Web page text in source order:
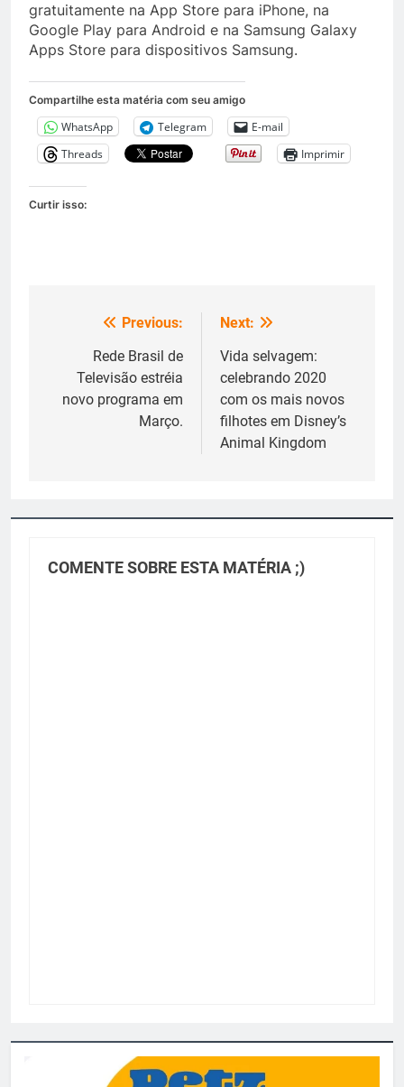
gratuitamente na App Store para iPhone, na
Google Play para Android e na Samsung Galaxy
Apps Store para dispositivos Samsung.
Compartilhe esta matéria com seu amigo
WhatsApp Telegram
E-mail
Threads
Imprimir
Curtir isso:
Navegação
Post
Previous:
Rede Brasil de
Televisão estréia
novo programa em
Março.
Next:
Vida selvagem:
celebrando 2020
com os mais novos
filhotes em Disney’s
Animal Kingdom
COMENTE SOBRE ESTA MATÉRIA ;)